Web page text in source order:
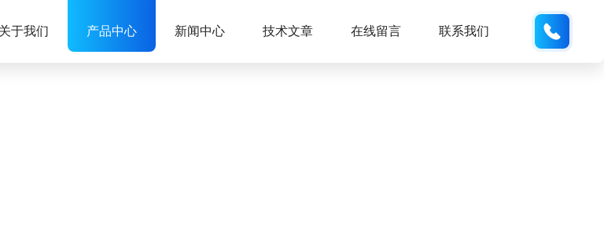
关于我们 产品中心 新闻中心 技术文章 在线留言 联系我们